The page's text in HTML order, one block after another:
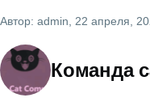
Автор: admin, 22 апреля,
Команда